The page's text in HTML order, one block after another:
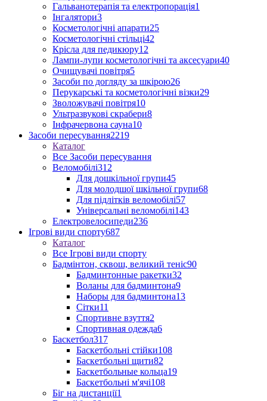
Гальванотерапія та електропорація1
Інгалятори3
Косметологічні апарати25
Косметологічні стільці42
Крісла для педикюру12
Лампи-лупи косметологічні та аксесуари40
Очищувачі повітря5
Засоби по догляду за шкірою26
Перукарські та косметологічні візки29
Зволожувачі повітря10
Ультразвукові скрабери8
Інфрачервона сауна10
Засоби пересування2219
Каталог
Все Засоби пересування
Веломобілі312
Для дошкільної групи45
Для молодшої шкільної групи68
Для підлітків веломобілі57
Універсальні веломобілі143
Електровелосипеди236
Ігрові види спорту687
Каталог
Все Ігрові види спорту
Бадмінтон, сквош, великий теніс90
Бадминтонные ракетки32
Воланы для бадминтона9
Наборы для бадминтона13
Сітки11
Спортивне взуття2
Спортивная одежда6
Баскетбол317
Баскетбольні стійки108
Баскетбольні щити82
Баскетбольные кольца19
Баскетбольні м'ячі108
Біг на дистанції1